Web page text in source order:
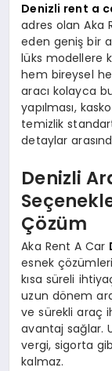
Denizli rent a
adres olan Aka
eden geniş bir
lüks modellere
hem bireysel
aracı kolayca
yapılması,
temizlik
detaylar
Denizli
Çözüm
Aka Rent A Car
esnek
kısa süreli
uzun dönem
ve sürekli araç
avantaj sağlar.
vergi, sigorta
kalmaz.